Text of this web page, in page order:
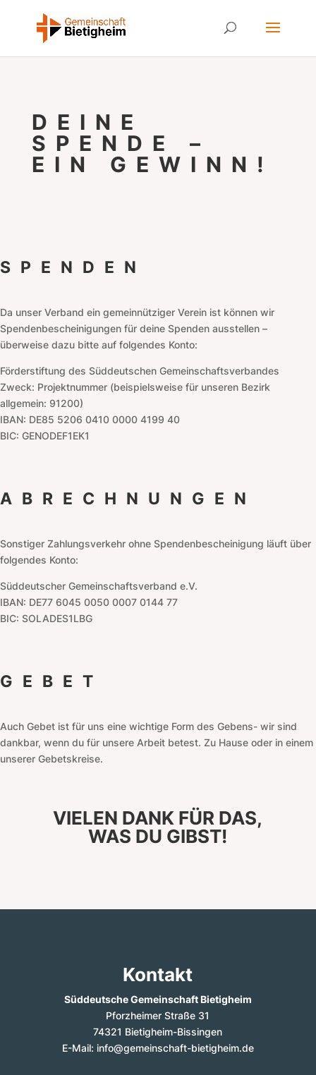
DEINE
SPENDE –
EIN GEWINN!
SPENDEN
Da unser Verband ein gemeinnütziger Verein ist können wir
Spendenbescheinigungen für deine Spenden ausstellen –
überweise dazu bitte auf folgendes Konto:
Förderstiftung des Süddeutschen Gemeinschaftsverbandes
Zweck: Projektnummer (beispielsweise für unseren Bezirk
allgemein: 91200)
IBAN: DE85 5206 0410 0000 4199 40
BIC: GENODEF1EK1
ABRECHNUNGEN
Sonstiger Zahlungsverkehr ohne Spendenbescheinigung läuft über
folgendes Konto:
Süddeutscher Gemeinschaftsverband e.V.
IBAN: DE77 6045 0050 0007 0144 77
BIC: SOLADES1LBG
GEBET
Auch Gebet ist für uns eine wichtige Form des Gebens- wir sind
dankbar, wenn du für unsere Arbeit betest. Zu Hause oder in einem
unserer Gebetskreise.
VIELEN DANK FÜR DAS,
WAS DU GIBST!
Kontakt
Süddeutsche Gemeinschaft Bietigheim
Pforzheimer Straße 31
74321 Bietigheim-Bissingen
E-Mail: info@gemeinschaft-bietigheim.de